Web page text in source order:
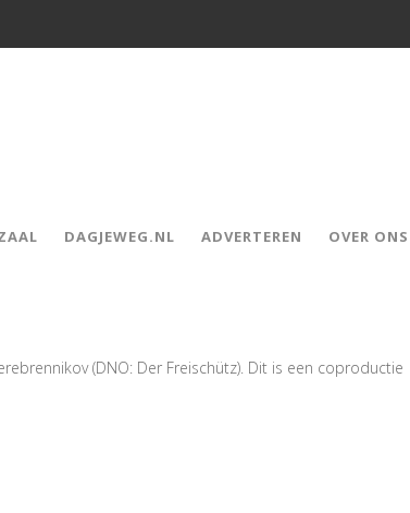
DAGJEWEG.NL ADVERTEREN OVER ONS
(DNO: Der Freischütz). Dit is een coproductie